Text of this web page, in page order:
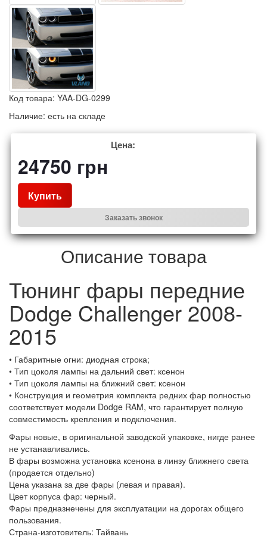
Код товара: YAA-DG-0299
Наличие: есть на складе
Цена:
24750 грн
Купить
Заказать звонок
Описание товара
Тюнинг фары передние
Dodge Challenger 2008-
2015
• Габаритные огни: диодная строка;
• Тип цоколя лампы на дальний свет: ксенон
• Тип цоколя лампы на ближний свет: ксенон
• Конструкция и геометрия комплекта редних фар полностью
соответствует модели Dodge RAM, что гарантирует полную
совместимость крепления и подключения.
Фары новые, в оригинальной заводской упаковке, нигде ранее
не устанавливались.
В фары возможна установка ксенона в линзу ближнего света
(продается отдельно)
Цена указана за две фары (левая и правая).
Цвет корпуса фар: черный.
Фары предназнечены для эксплуатации на дорогах общего
пользования.
Страна-изготовитель: Тайвань